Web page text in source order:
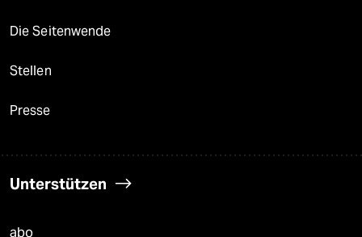
Die Seitenwende
Stellen
Presse
Unterstützen
abo